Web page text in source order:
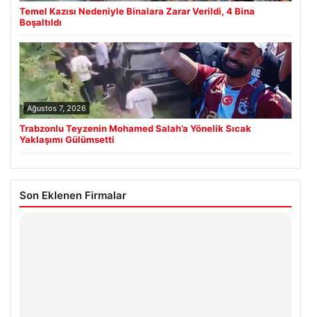
Temel Kazısı Nedeniyle Binalara Zarar Verildi, 4 Bina
Boşaltıldı
Ağustos 7, 2026
Trabzonlu Teyzenin Mohamed Salah’a Yönelik Sıcak
Yaklaşımı Gülümsetti
Son Eklenen Firmalar